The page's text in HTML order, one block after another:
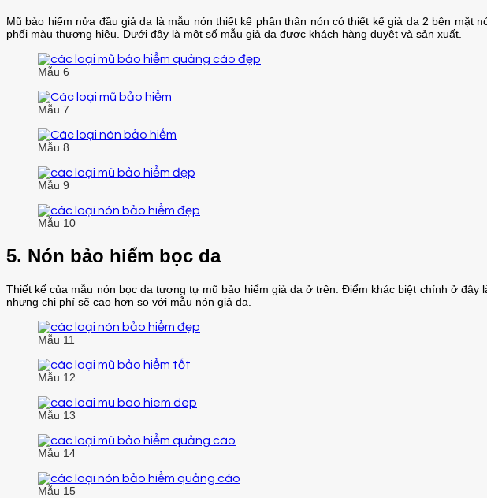
Mũ bảo hiểm nửa đầu giả da là mẫu nón thiết kế phần thân nón có thiết kế giả da 2 bên mặt
phối màu thương hiệu. Dưới đây là một số mẫu giả da được khách hàng duyệt và sản xuất.
Mẫu 6
Mẫu 7
Mẫu 8
Mẫu 9
Mẫu 10
5. Nón bảo hiểm bọc da
Thiết kế của mẫu nón bọc da tương tự mũ bảo hiểm giả da ở trên. Điểm khác biệt chính ở
nhưng chi phí sẽ cao hơn so với mẫu nón giả da.
Mẫu 11
Mẫu 12
Mẫu 13
Mẫu 14
Mẫu 15